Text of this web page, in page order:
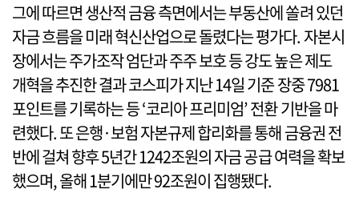
그에 따르면 생산적 금융 측면에서는 부동산에 쏠려 있던
자금 흐름을 미래 혁신산업으로 돌렸다는 평가다. 자본시
장에서는 주가조작 엄단과 주주 보호 등 강도 높은 제도
개혁을 추진한 결과 코스피가 지난 14일 기준 장중 7981
포인트를 기록하는 등 ‘코리아 프리미엄’ 전환 기반을 마
련했다. 또 은행·보험 자본규제 합리화를 통해 금융권 전
반에 걸쳐 향후 5년간 1242조원의 자금 공급 여력을 확보
했으며, 올해 1분기에만 92조원이 집행됐다.